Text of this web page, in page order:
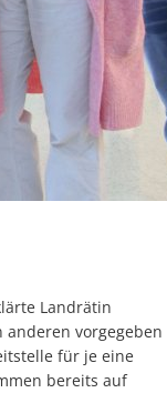
Landrätin
vorgegeben
für je eine
bereits auf